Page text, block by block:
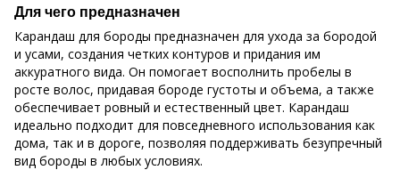
Для чего предназначен
Карандаш для бороды предназначен для ухода за бородой
и усами, создания четких контуров и придания им
аккуратного вида. Он помогает восполнить пробелы в
росте волос, придавая бороде густоты и объема, а также
обеспечивает ровный и естественный цвет. Карандаш
идеально подходит для повседневного использования как
дома, так и в дороге, позволяя поддерживать безупречный
вид бороды в любых условиях.